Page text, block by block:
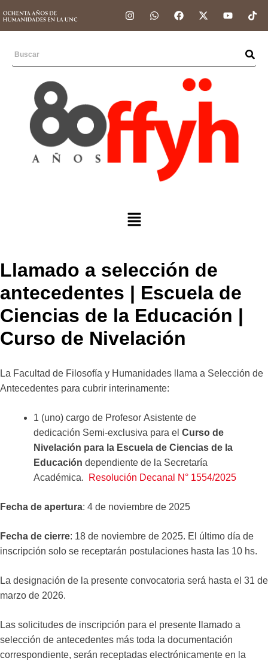
Llamado a selección de
antecedentes | Escuela de
Ciencias de la Educación |
Curso de Nivelación
La Facultad de Filosofía y Humanidades llama a Selección de
Antecedentes para cubrir interinamente:
1 (uno) cargo de Profesor Asistente de
dedicación Semi-exclusiva para el Curso de
Nivelación para la Escuela de Ciencias de la
Educación dependiente de la Secretaría
Académica.
Resolución Decanal N° 1554/2025
Fecha de apertura: 4 de noviembre de 2025
Fecha de cierre: 18 de noviembre de 2025. El último día de
inscripción solo se receptarán postulaciones hasta las 10 hs.
La designación de la presente convocatoria será hasta el 31 de
marzo de 2026.
Las solicitudes de inscripción para el presente llamado a
selección de antecedentes más toda la documentación
correspondiente, serán receptadas electrónicamente en la